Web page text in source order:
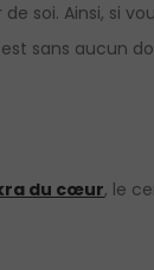
soi. Ainsi, si
sans aucun
du cœur, le